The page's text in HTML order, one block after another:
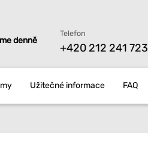
denně
Telefon
+420 212 241 723
Užitečné informace FAQ